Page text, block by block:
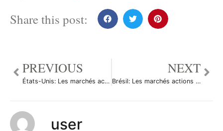
Share this post:
PREVIOUS
États-Unis: Les marchés actions finissent en hausse; l’indice Dow Jones Industrial Average gagne 0,35%
NEXT
Brésil: Les marchés actions finissent en hausse; l’indice Bovespa gagne 0,24%
user